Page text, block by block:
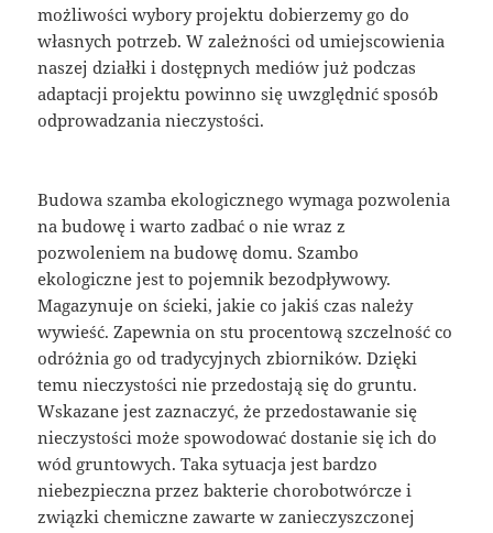
możliwości wybory projektu dobierzemy go do
własnych potrzeb. W zależności od umiejscowienia
naszej działki i dostępnych mediów już podczas
adaptacji projektu powinno się uwzględnić sposób
odprowadzania nieczystości.
Budowa szamba ekologicznego wymaga pozwolenia
na budowę i warto zadbać o nie wraz z
pozwoleniem na budowę domu. Szambo
ekologiczne jest to pojemnik bezodpływowy.
Magazynuje on ścieki, jakie co jakiś czas należy
wywieść. Zapewnia on stu procentową szczelność co
odróżnia go od tradycyjnych zbiorników. Dzięki
temu nieczystości nie przedostają się do gruntu.
Wskazane jest zaznaczyć, że przedostawanie się
nieczystości może spowodować dostanie się ich do
wód gruntowych. Taka sytuacja jest bardzo
niebezpieczna przez bakterie chorobotwórcze i
związki chemiczne zawarte w zanieczyszczonej